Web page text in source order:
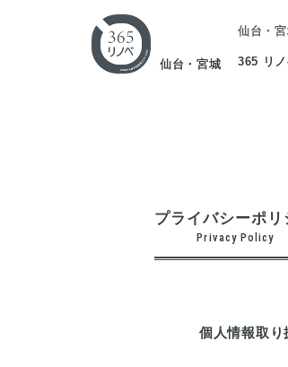
仙台・宮城
仙台・
365 リ
プライバシーポリ
Privacy Policy
個人情報取り